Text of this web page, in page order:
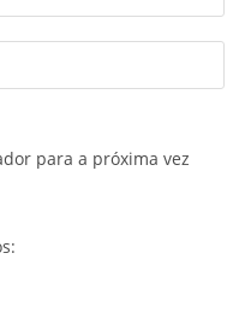
para a próxima vez